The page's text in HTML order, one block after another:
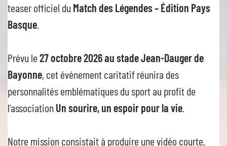
teaser officiel du Match des Légendes – Édition Pays
Basque
Prévu le27 octobre 2026 au stade Jean-Dauger de
Bayonne, cet événement caritatif réunira des
personnalités emblématiques du sport au profit de
l’associationUn sourire, un espoir pour la vie
Notre mission consistait à produire une vidéo courte,